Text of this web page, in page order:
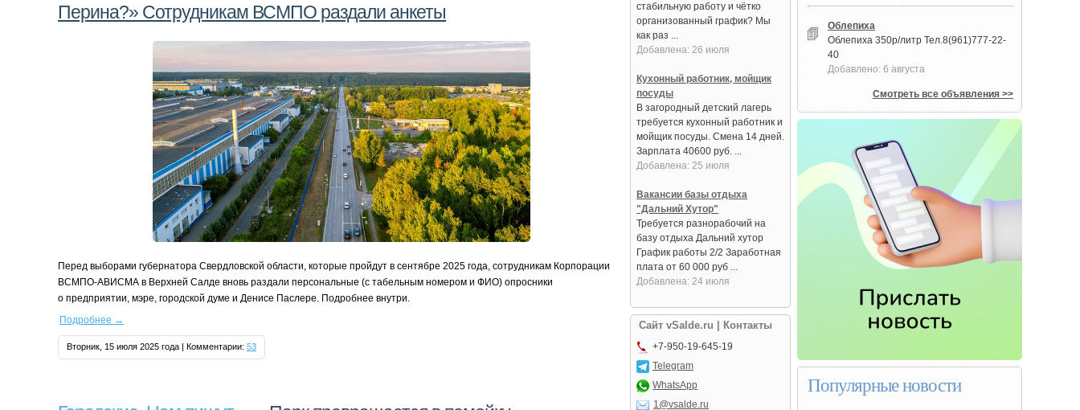
Перина?» Сотрудникам ВСМПО раздали анкеты
Перед выборами губернатора Свердловской области, которые пройдут в сентябре 2025 года, сотрудникам Корпорации
ВСМПО‑АВИСМА в Верхней Салде вновь раздали персональные (с табельным номером и ФИО) опросники
о предприятии, мэре, городской думе и Денисе Паслере. Подробнее внутри.
Подробнее →
Вторник, 15 июля 2025 года | Комментарии: 53
стабильную работу и чётко
организованный график? Мы
как раз ...
Добавлена: 26 июля
Кухонный работник, мойщик
посуды
В загородный детский лагерь
требуется кухонный работник и
мойщик посуды. Смена 14 дней.
Зарплата 40600 руб. ...
Добавлена: 25 июля
Вакансии базы отдыха
"Дальний Хутор"
Требуется разнорабочий на
базу отдыха Дальний хутор
График работы 2/2 Заработная
плата от 60 000 руб ...
Добавлена: 24 июля
Сайт vSalde.ru | Контакты
+7-950-19-645-19
Telegram
WhatsApp
1@vsalde.ru
Облепиха
Облепиха 350р/литр Тел.8(961)777-22-
40
Добавлено: 6 августа
Смотреть все объявления >>
Популярные новости